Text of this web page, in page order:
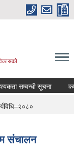
सम्वन्धी सूचना
संचालन